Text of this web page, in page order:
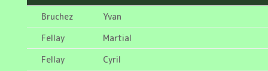
Bruchez
Yvan
Fellay
Martial
Fellay
Cyril